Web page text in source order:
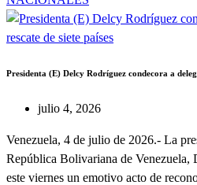
Presidenta (E) Delcy Rodríguez condecora a
julio 4, 2026
Venezuela, 4 de julio de 2026.- La
República Bolivariana de Venezuela,
este viernes un emotivo acto de